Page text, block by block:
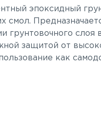
эпоксидный
смол.
грунтовочного слоя
защитой от
как